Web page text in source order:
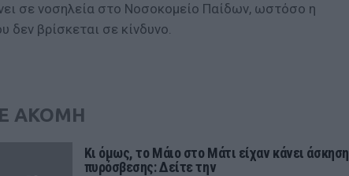
σε νοσηλεία στο Νοσοκομείο Παίδων, ωστόσο η
δεν βρίσκεται σε κίνδυνο.
ΑΚΟΜΗ
Kι όμως, το Μάιο στο Μάτι είχαν κάνει άσκηση
πυρόσβεσης: Δείτε την